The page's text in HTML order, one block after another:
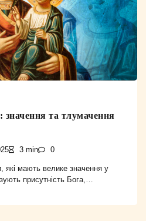
значення та тлумачення
3 min 0
які мають велике значення у
присутність Бога,…